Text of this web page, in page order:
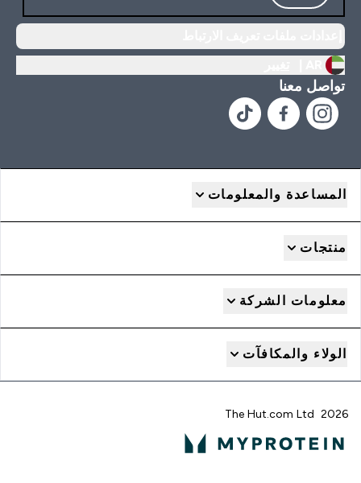
تواصل معنا
المساعدة والمعلومات
منتجات
معلومات الشركة
الولاء والمكافآت
2026 The Hut.com Ltd